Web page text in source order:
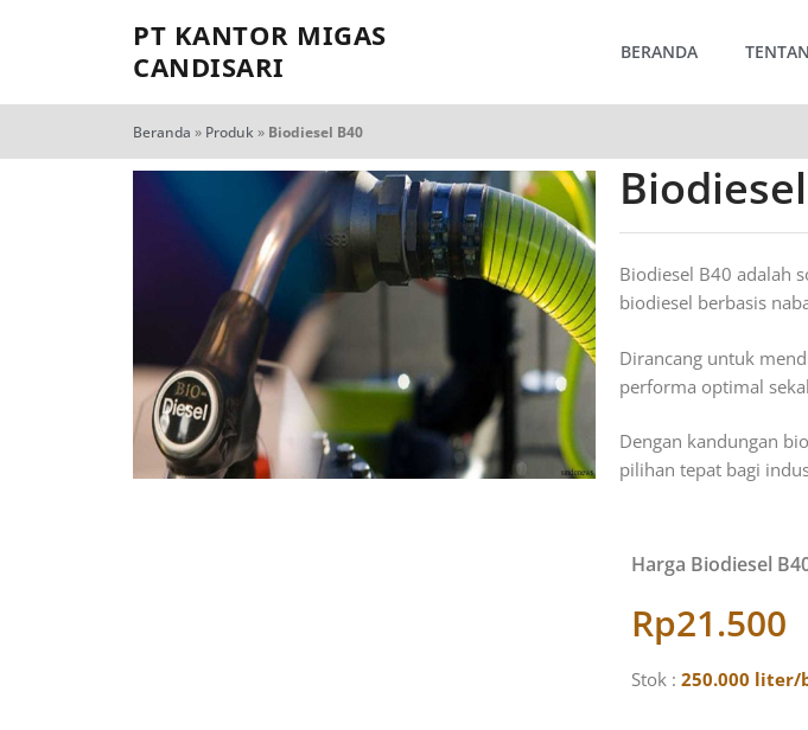
PT KANTOR MIGAS
CANDISARI
BERANDA
Beranda » Produk » Biodiesel B40
Biodiesel B40 adalah
biodiesel berbasis
Dirancang untuk
performa optimal
Dengan kandungan
pilihan tepat bagi
Harga Biodiesel
Rp21.500
Stok : 250.000 liter/